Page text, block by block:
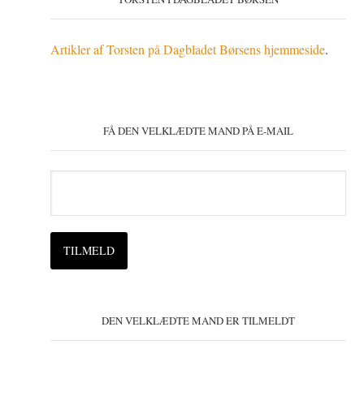
Artikler af Torsten på Dagbladet Børsens hjemmeside.
FÅ DEN VELKLÆDTE MAND PÅ E-MAIL
DEN VELKLÆDTE MAND ER TILMELDT